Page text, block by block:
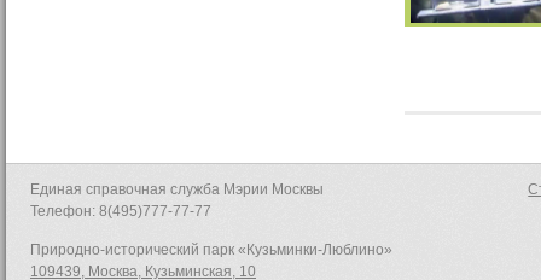
Единая справочная служба Мэрии Москвы
Телефон: 8(495)777-77-77
Природно-исторический парк «Кузьминки-Люблино»
109439, Москва, Кузьминская, 10